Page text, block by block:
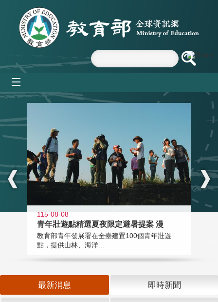
跳到主要內容區塊
:::
115-08-08
青年壯遊點精選夏夜限定避暑提案 漫
教育部青年發展署在全臺建置100個青年壯遊
點，提供山林、海洋...
最新消息 即時新聞